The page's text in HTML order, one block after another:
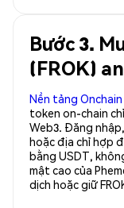
Bước 3.
(FROK)
Nền tảng
token on-chain
Web3. Đăng
hoặc địa chỉ hợp
bằng USDT,
mật cao của
dịch hoặc giữ